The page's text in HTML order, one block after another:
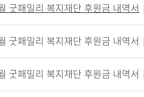
굿패밀리 복지재단 후원금 내역서
굿패밀리 복지재단 후원금 내역서
굿패밀리 복지재단 후원금 내역서